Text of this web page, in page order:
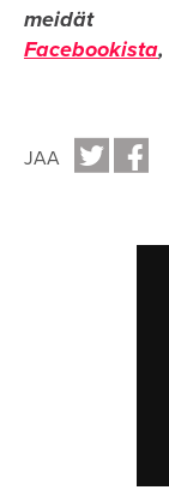
meidät
Facebookista,
JAA